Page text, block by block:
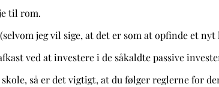
til rom.
jeg vil sige, at det er som at opfinde et
ved at investere i de såkaldte passive
så er det vigtigt, at du følger reglerne for